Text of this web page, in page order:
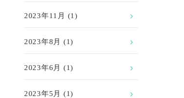
2023年11月 (1)
2023年8月 (1)
2023年6月 (1)
2023年5月 (1)